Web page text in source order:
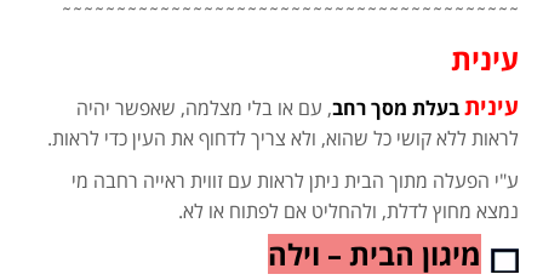
˜˜˜˜˜˜˜˜˜˜˜˜˜˜˜˜˜˜˜˜˜˜˜˜˜˜˜˜˜˜˜˜˜˜˜˜˜˜˜˜˜˜
עינית
עיניתבעלת מסך רחב, עם או בלי מצלמה, שאפשר יהיה
לראות ללא קושי כל שהוא, ולא צריך לדחוף את העין כדי לראות.
ע"י הפעלה מתוך הבית ניתן לראות עם זווית ראייה רחבה מי
נמצא מחוץ לדלת, ולהחליט אם לפתוח או לא.
מיגון הבית – וילה